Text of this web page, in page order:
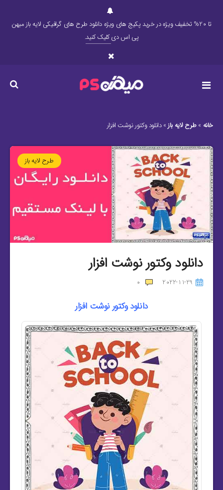
تا 20% تخفیف ویژه در خرید پکیج های ویژه دانلود طرح های گرافیکی لایه باز میهن
پی اس دیکلیک کنید.
خانه »طرح لایه باز»دانلود وکتور نوشت افزار
طرح لایه باز
دانلود وکتور نوشت افزار
2022-11-29
0
دانلود وکتور نوشت افزار